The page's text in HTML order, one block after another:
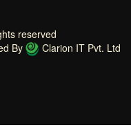
reserved
By
Clarion IT Pvt. Ltd